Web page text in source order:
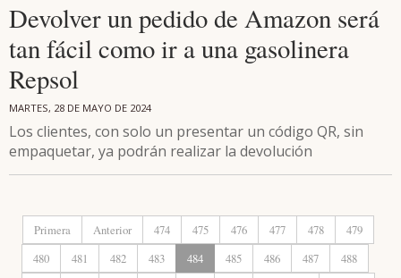
Devolver un pedido de Amazon será
tan fácil como ir a una gasolinera
Repsol
MARTES, 28 DE MAYO DE 2024
Los clientes, con solo un presentar un código QR, sin
empaquetar, ya podrán realizar la devolución
Primera Anterior 474 475 476 477 478
479
480
481 482 483 484 485 486 487
488